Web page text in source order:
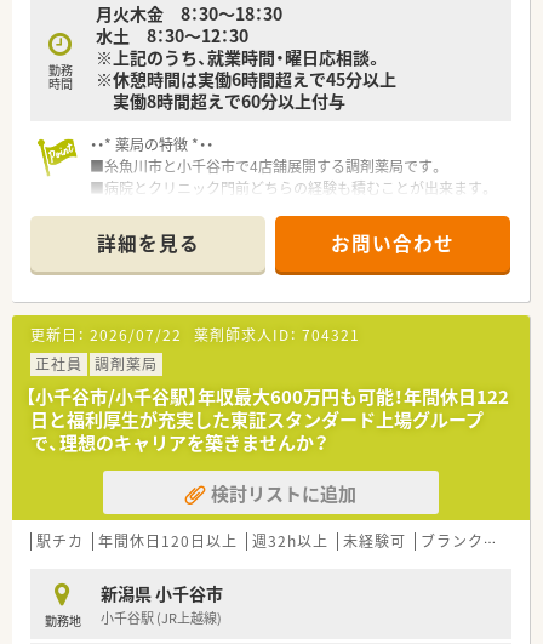
勤務
時間
月火木金 8：30～18：30
水土 8：30～12：30
※上記のうち、就業時間・曜日応相談。
※休憩時間は実働6時間超えで45分以上
実働8時間超えで60分以上付与
・・* 薬局の特徴 *・・
■糸魚川市と小千谷市で4店舗展開する調剤薬局です。
■病院とクリニック門前どちらの経験も積むことが出来ます。
い環境です。
■どの店舗も枚数は多くはないため、プライベートと両立するこ
とが出来ます。
詳細を見る お問い合わせ
更新日： 2026/07/22 薬剤師求人ID： 704321
正社員
調剤薬局
【小千谷市/小千谷駅】年収最大600万円も可能！年間休日122
日と福利厚生が充実した東証スタンダード上場グループ
で、理想のキャリアを築きませんか？
検討リストに追加
駅チカ 年間休日120日以上 週32h以上 未経験可 ブランク可
勤務地
新潟県 小千谷市
小千谷駅 (JR上越線)